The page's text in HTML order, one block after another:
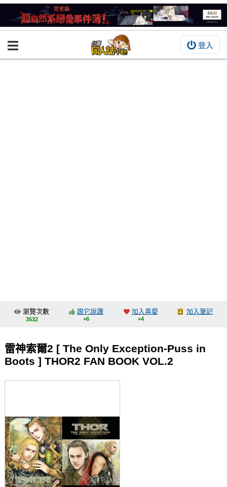
登入
BOOKY書集倉庫
交流中心
會員功能選單
瀏覽次數
3532
跟它說讚
+6
加入喜愛
+4
加入筆記
雷神索爾2 [ The Only Exception-Puss in
Boots ] THOR2 FAN BOOK VOL.2